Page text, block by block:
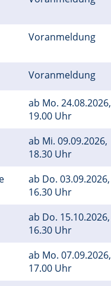
Voranmeldung
Voranmeldung
ab Mo. 24.08.2026,
19.00 Uhr
ab Mi. 09.09.2026,
18.30 Uhr
ab Do. 03.09.2026,
16.30 Uhr
ab Do. 15.10.2026,
16.30 Uhr
ab Mo. 07.09.2026,
17.00 Uhr